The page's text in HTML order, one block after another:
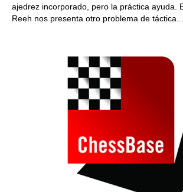
ajedrez incorporado, pero la práctica ayuda.
Reeh nos presenta otro problema de táctica...